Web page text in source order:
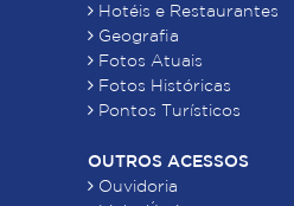
Hotéis e Restaurantes
Geografia
Fotos Atuais
Fotos Históricas
Pontos Turísticos
OUTROS ACESSOS
Ouvidoria